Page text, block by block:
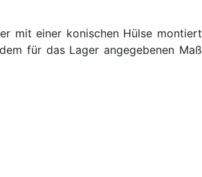
mit einer konischen Hülse montiert
für das Lager angegebenen Maß